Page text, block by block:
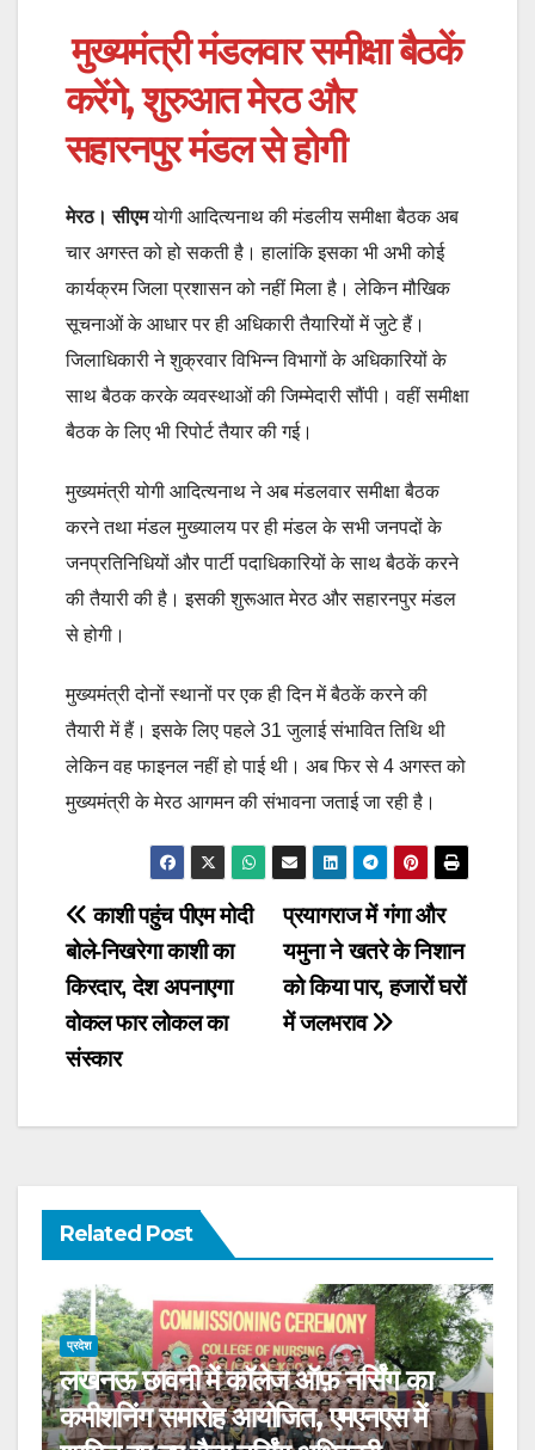
मुख्यमंत्री मंडलवार समीक्षा बैठकें
करेंगे, शुरुआत मेरठ और
सहारनपुर मंडल से होगी
मेरठ। सीएमयोगी आदित्यनाथ की मंडलीय समीक्षा बैठक अब
चार अगस्त को हो सकती है। हालांकि इसका भी अभी कोई
कार्यक्रम जिला प्रशासन को नहीं मिला है। लेकिन मौखिक
सूचनाओं के आधार पर ही अधिकारी तैयारियों में जुटे हैं।
जिलाधिकारी ने शुक्रवार विभिन्न विभागों के अधिकारियों के
साथ बैठक करके व्यवस्थाओं की जिम्मेदारी सौंपी। वहीं समीक्षा
बैठक के लिए भी रिपोर्ट तैयार की गई।
मुख्यमंत्री योगी आदित्यनाथ ने अब मंडलवार समीक्षा बैठक
करने तथा मंडल मुख्यालय पर ही मंडल के सभी जनपदों के
जनप्रतिनिधियों और पार्टी पदाधिकारियों के साथ बैठकें करने
की तैयारी की है। इसकी शुरूआत मेरठ और सहारनपुर मंडल
से होगी।
मुख्यमंत्री दोनों स्थानों पर एक ही दिन में बैठकें करने की
तैयारी में हैं। इसके लिए पहले 31 जुलाई संभावित तिथि थी
लेकिन वह फाइनल नहीं हो पाई थी। अब फिर से 4 अगस्त को
मुख्यमंत्री के मेरठ आगमन की संभावना जताई जा रही है।
Post
navigation
प्रयागराज में गंगा और
यमुना ने खतरे के निशान
को किया पार, हजारों घरों
में जलभराव
काशी पहुंच पीएम मोदी
बोले-निखरेगा काशी का
किरदार, देश अपनाएगा
वोकल फार लोकल का
संस्कार
Related Post
प्रदेश
लखनऊ छावनी में कॉलेज ऑफ़ नर्सिंग का
कमीशनिंग समारोह आयोजित, एमएनएस में